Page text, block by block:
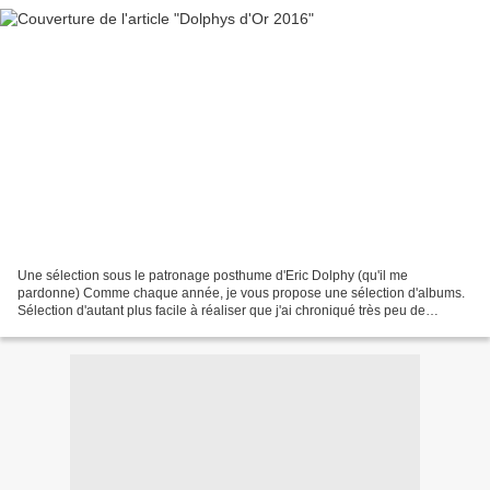
Une sélection sous le patronage posthume d'Eric Dolphy (qu'il me
pardonne) Comme chaque année, je vous propose une sélection d'albums.
Sélection d'autant plus facile à réaliser que j'ai chroniqué très peu de